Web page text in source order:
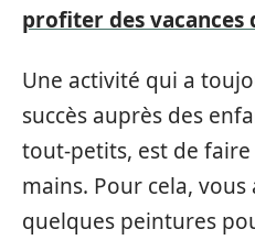
profiter des vacances
Une activité qui a
succès auprès des
tout-petits, est de
mains. Pour cela,
quelques peintures